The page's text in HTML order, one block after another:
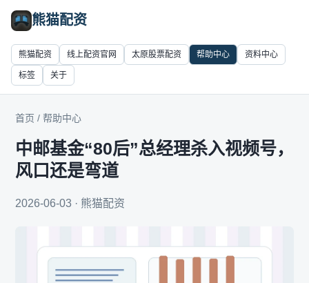
熊猫配资
熊猫配资 线上配资官网 太原股票配资 帮助中心 资料中心
标签 关于
首页 / 帮助中心
中邮基金“80后”总经理杀入视频号，
风口还是弯道
2026-06-03 · 熊猫配资